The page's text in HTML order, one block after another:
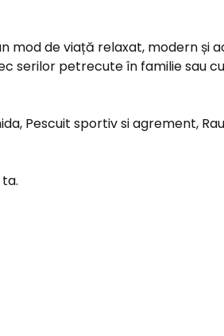
de viață relaxat, modern și
serilor petrecute în familie sau
Pescuit sportiv si agrement,